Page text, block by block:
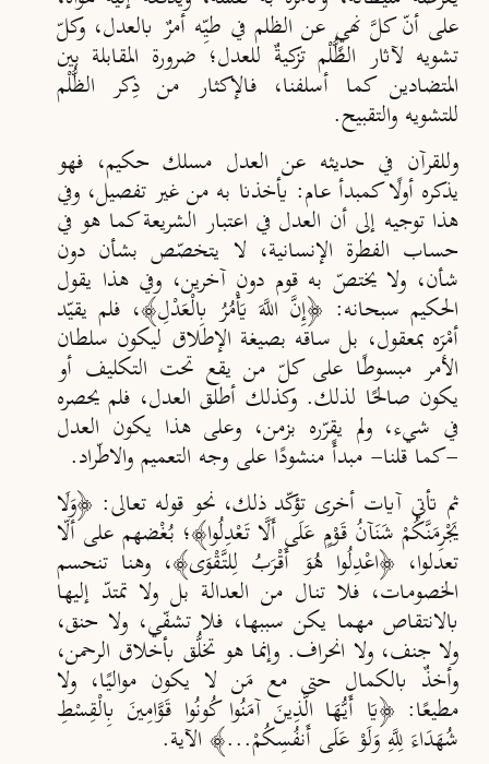
على أنكلنهيٍ عن الظلم في طيه أمرٌ بالعدل، وكل
تشويه لآثار الظُّلْم تزكيةٌ للعدل؛ ضرورة المقابلة بين
المتضادين كما أسلفنا، فالإكثار من ذِكر الظُّلْم
للتشويه والتقبيح.
وللقرآن في حديثه عن العدل مسلك حكيم، فهو
يذكره أولًا كمبدأ عام: يأخذنا به من غير تفصيل، وفي
هذا توجيه إلى أن العدل في اعتبار الشريعة كما هو في
حساب الفطرة الإنسانية، لا يتخصّص بشأن دون
شأن، ولا يختصّ به قوم دون آخرين، وفي هذا يقول
الحكيم سبحانه: ﴿إِنَّ اللَّهَ يَأْمُرُ بِالْعَدْلِ﴾، فلم يقيّد
أمْره بمعقول، بل ساقه بصيغة الإطلاق ليكون سلطان
الأمر مبسوطًا على كلّ من يقع تحت التكليف أو
يكون صالحًا لذلك. وكذلك أطلق العدل، فلم يحصره
في شيء، ولم يقرّره بزمن، وعلى هذا يكون العدل
-كما قلنا- مبدأً منشودًا على وجه التعميم والاطّراد.
ثم تأتي آيات أخرى تؤكّد ذلك، نحو قوله تعالى: ﴿وَلَا
يَجْرِمَنَّكُمْ شَنَآنُ قَوْمٍ عَلَى أَلَّا تَعْدِلُوا﴾؛ بغْضهم على أل
تعدلوا، ﴿اعْدِلُوا هُوَ أَقْرَبُ لِلتَّقْوَى﴾، وهنا تنحسم
الخصومات، فلا تنال من العدالة بل ولا تمتد إليها
بالانتقاص مهما يكن سببها، فلا تشفّي، ولا حنق،
ولا جنف، ولا انحراف. وإنما هو تخلق بأخلاق الرحمن،
وأخذٌ بالكمال حتى مع مَن لا يكون مواليًا، ولا
مطيعًا: ﴿يَا أَيُّهَا الَّذِينَ آمَنُوا كُونُوا قَوَّامِينَ بِالْقِسْطِ
شُهَدَاءَ لِلَّهِ وَلَوْ عَلَى أَنفُسِكُمْ...﴾ الآية.